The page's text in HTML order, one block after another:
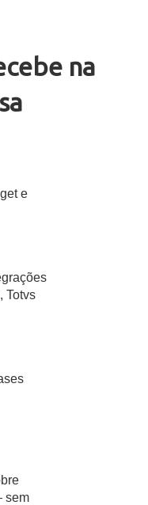
na
e
Totvs
sem